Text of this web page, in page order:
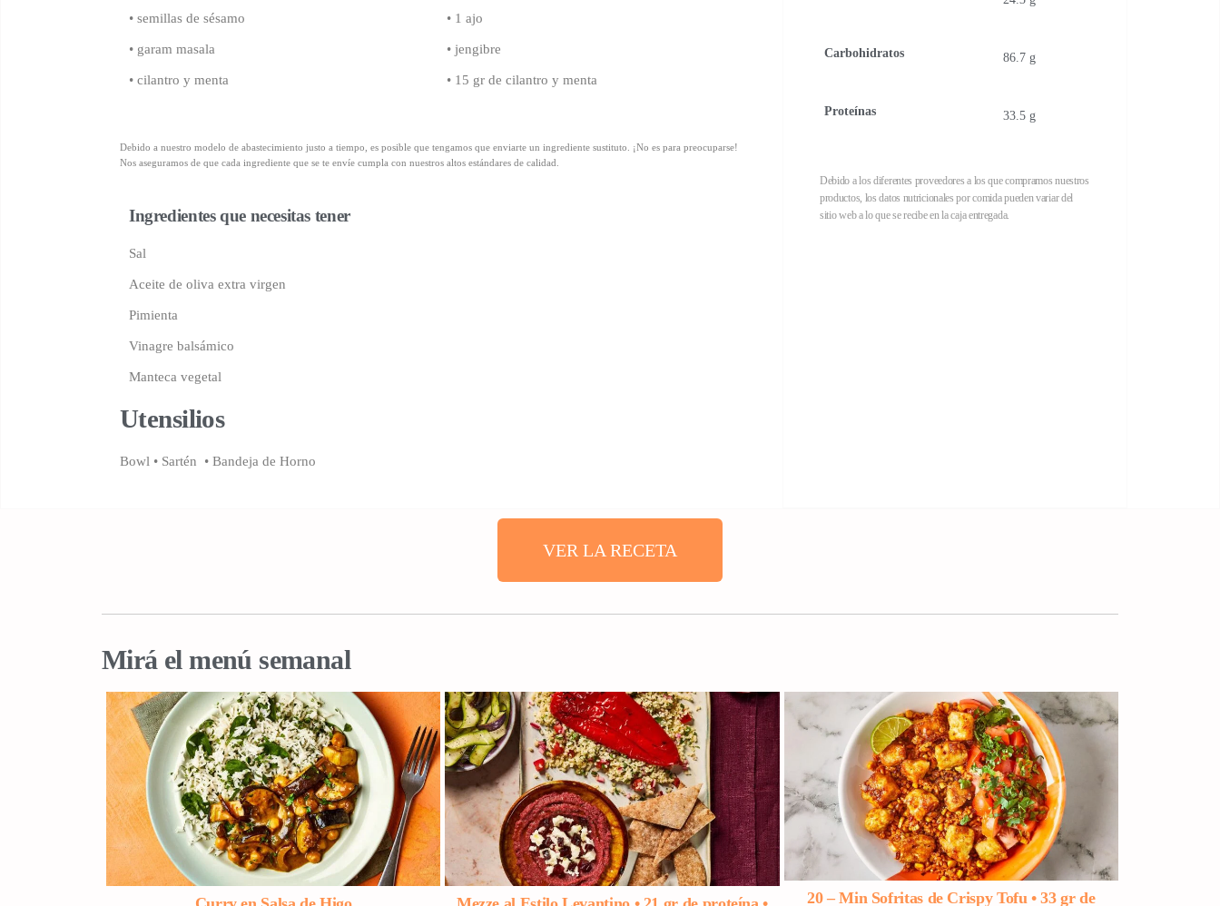
• semillas de sésamo
• garam masala
• cilantro y menta
• 1 ajo
• jengibre
• 15 gr de cilantro y menta
Debido a nuestro modelo de abastecimiento justo a tiempo, es posible que tengamos que enviarte un ingrediente sustituto. ¡No es para preocuparse!
Nos aseguramos de que cada ingrediente que se te envíe cumpla con nuestros altos estándares de calidad.
Ingredientes que necesitas tener
Sal
Aceite de oliva extra virgen
Pimienta
Vinagre balsámico
Manteca vegetal
Utensilios
Bowl • Sartén • Bandeja de Horno
Carbohidratos 86.7 g
Proteínas 33.5 g
Debido a los diferentes proveedores a los que compramos nuestros
productos, los datos nutricionales por comida pueden variar del
sitio web a lo que se recibe en la caja entregada.
VER LA RECETA
Mirá el menú semanal
20 – Min Sofritas de Crispy Tofu • 33 gr de